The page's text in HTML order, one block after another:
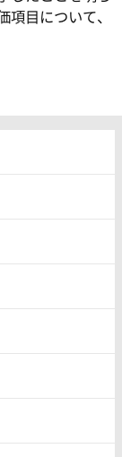
目について、